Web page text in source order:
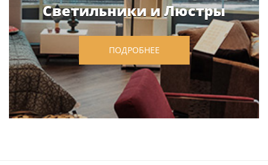
Светильники и Люстры
ПОДРОБНЕЕ